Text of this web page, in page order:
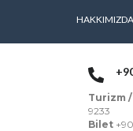
HAKKIMIZDA
Turizm
9233
Bilet